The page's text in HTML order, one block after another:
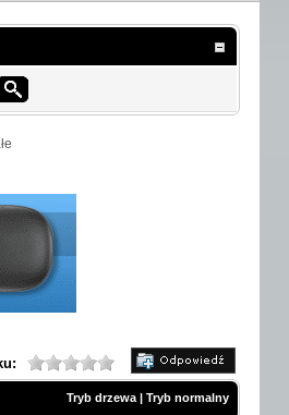
Tryb drzewa | Tryb normalny